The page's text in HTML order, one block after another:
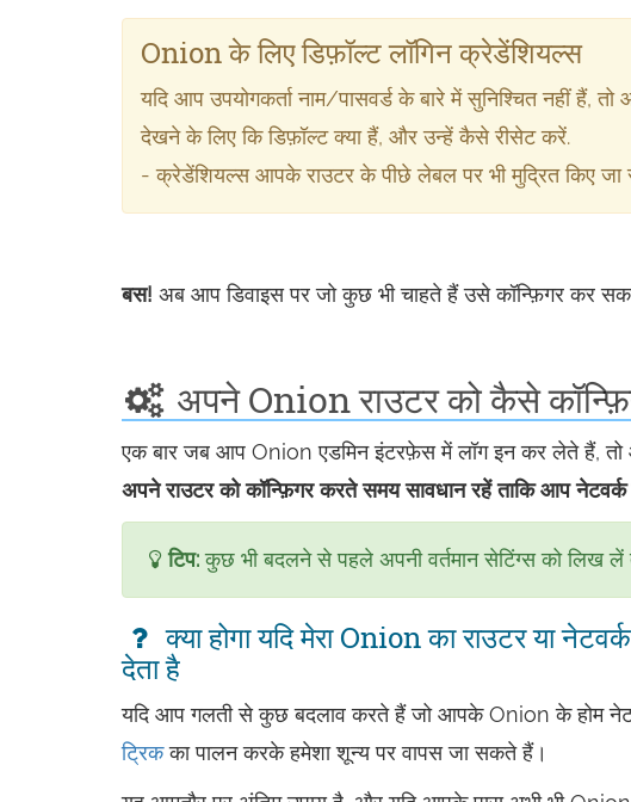
Onion के लिए डिफ़ॉल्ट लॉगिन क्रेडेंशियल्स
यदि आप उपयोगकर्ता नाम/पासवर्ड के बारे में सुनिश्चित नहीं हैं, तो
देखने के लिए कि डिफ़ॉल्ट क्या हैं, और उन्हें कैसे रीसेट करें.
- क्रेडेंशियल्स आपके राउटर के पीछे लेबल पर भी मुद्रित किए
बस! अब आप डिवाइस पर जो कुछ भी चाहते हैं उसे कॉन्फ़िगर कर
अपने Onion राउटर को कैसे
एक बार जब आप Onion एडमिन इंटरफ़ेस में लॉग इन कर लेते हैं, तो
अपने राउटर को कॉन्फ़िगर करते समय सावधान रहें ताकि आप
टिप:कुछ भी बदलने से पहले अपनी वर्तमान सेटिंग्स को लिख
क्या होगा यदि मेरा Onion का राउटर या
देता है
यदि आप गलती से कुछ बदलाव करते हैं जो आपके Onion के होम
ट्रिकका पालन करके हमेशा शून्य पर वापस जा सकते हैं।